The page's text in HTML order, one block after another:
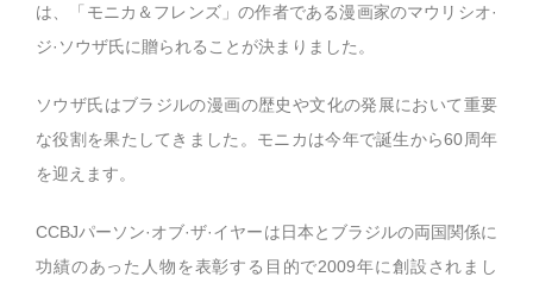
は、「モニカ＆フレンズ」の作者である漫画家のマウリシオ·
ジ·ソウザ氏に贈られることが決まりました。
ソウザ氏はブラジルの漫画の歴史や文化の発展において重要
な役割を果たしてきました。モニカは今年で誕生から60周年
を迎えます。
CCBJパーソン·オブ·ザ·イヤーは日本とブラジルの両国関係に
功績のあった人物を表彰する目的で2009年に創設されまし